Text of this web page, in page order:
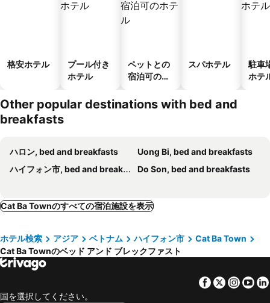
格安ホテル
プール付き
ホテル
ペットとの
宿泊可のホ
スパホテル
駐車
ホテ
Other popular destinations with bed and
breakfasts
ハロン, bed and breakfasts
Uong Bi, bed and breakfasts
ハイフォン市, bed and breakfasts
Do Son, bed and breakfasts
Cat Ba Townのすべての宿泊施設を表示
ホテル検索 アジア ベトナム ハイフォン市
Cat Ba Town
Cat Ba Townのベッド アンド ブレックファスト
Facebook
Twitter
国を選択してください。